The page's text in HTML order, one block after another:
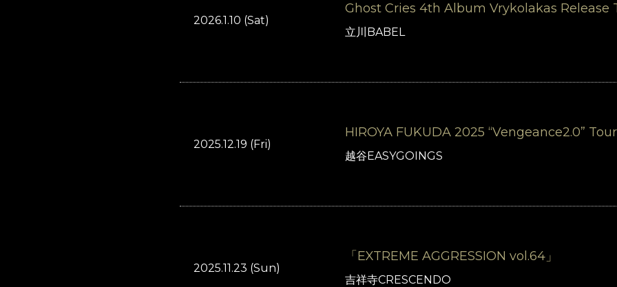
2026.1.10 (Sat)
Ghost Cries 4th Album Vrykolakas Release
立川BABEL
2025.12.19 (Fri)
HIROYA FUKUDA 2025 “Vengeance2.0” Tour
越谷EASYGOINGS
2025.11.23 (Sun)
「EXTREME AGGRESSION vol.64」
吉祥寺CRESCENDO